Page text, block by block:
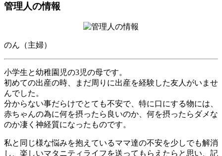
管理人の情報
のん（主婦）
小学生と幼稚園児の3児の母です。
初めての出産の時、まだ周りに出産を経験した友人がいませ
んでした。
分からない事だらけでとても不安で、特に口にする物には、
赤ちゃんの為に何を摂ったら良いのか、何を摂ったらダメな
のか凄く神経質になったものです。
私と同じ様な悩みを抱えているママ達の不安を少しでも解消
し、楽しいマタニティライフを送ってもらえたらと思い、記